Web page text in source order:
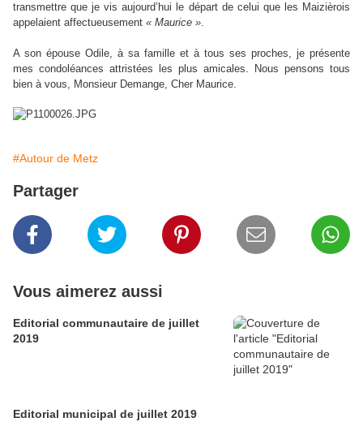
transmettre que je vis aujourd’hui le départ de celui que les Maizièrois
appelaient affectueusement « Maurice ».
A son épouse Odile, à sa famille et à tous ses proches, je présente
mes condoléances attristées les plus amicales. Nous pensons tous
bien à vous, Monsieur Demange, Cher Maurice.
#Autour de Metz
Partager
Vous aimerez aussi
Editorial communautaire de juillet
2019
Editorial municipal de juillet 2019